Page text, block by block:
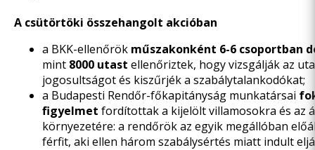
A csütörtöki összehangolt akcióban
a BKK-ellenőrök műszakonként 6-6 csoportban
mint 8000 utast ellenőriztek, hogy vizsgálják az
jogosultságot és kiszűrjék a szabálytalankodókat;
a Budapesti Rendőr-főkapitányság munkatársai
figyelmet fordítottak a kijelölt villamosokra és az
környezetére: a rendőrök az egyik megállóban
férfit, aki ellen három szabálysértés miatt indult